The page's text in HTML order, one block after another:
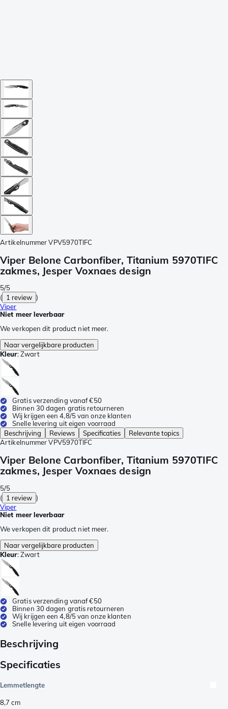
Artikelnummer VPV5970TIFC
Viper Belone Carbonfiber, Titanium 5970TIFC
zakmes, Jesper Voxnaes design
5/5
( 1 review )
Viper
Niet meer leverbaar
We verkopen dit product niet meer.
Naar vergelijkbare producten
Kleur:Zwart
Gratis verzending vanaf €50
Binnen 30 dagen gratis retourneren
Wij krijgen een 4,8/5 van onze klanten
Snelle levering uit eigen voorraad
Beschrijving
Reviews Specificaties
Relevante topics
Artikelnummer VPV5970TIFC
Viper Belone Carbonfiber, Titanium 5970TIFC
zakmes, Jesper Voxnaes design
5/5
( 1 review )
Viper
Niet meer leverbaar
We verkopen dit product niet meer.
Naar vergelijkbare producten
Kleur:Zwart
Gratis verzending vanaf €50
Binnen 30 dagen gratis retourneren
Wij krijgen een 4,8/5 van onze klanten
Snelle levering uit eigen voorraad
Beschrijving
Specificaties
Lemmetlengte
8,7 cm